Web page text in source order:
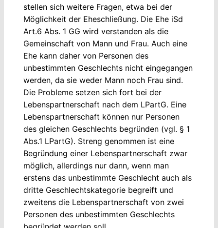
stellen sich weitere Fragen, etwa bei der
Möglichkeit der Eheschließung. Die Ehe iSd
Art.6 Abs. 1 GG wird verstanden als die
Gemeinschaft von Mann und Frau. Auch eine
Ehe kann daher von Personen des
unbestimmten Geschlechts nicht eingegangen
werden, da sie weder Mann noch Frau sind.
Die Probleme setzen sich fort bei der
Lebenspartnerschaft nach dem LPartG. Eine
Lebenspartnerschaft können nur Personen
des gleichen Geschlechts begründen (vgl. § 1
Abs.1 LPartG). Streng genommen ist eine
Begründung einer Lebenspartnerschaft zwar
möglich, allerdings nur dann, wenn man
erstens das unbestimmte Geschlecht auch als
dritte Geschlechtskategorie begreift und
zweitens die Lebenspartnerschaft von zwei
Personen des unbestimmten Geschlechts